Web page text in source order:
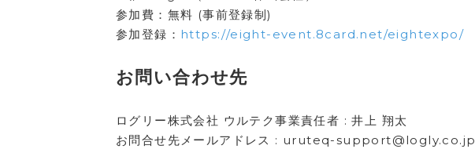
参加費：無料 (事前登録制)
参加登録： https://eight-event.8card.net/eightexpo/
お問い合わせ先
ログリー株式会社 ウルテク事業責任者 : 井上 翔太
お問合せ先メールアドレス : uruteq-support@logly.co.jp